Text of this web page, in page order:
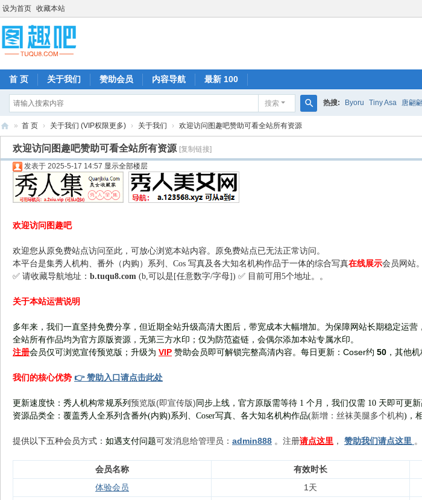
设为首页 收藏本站
首 页 关于我们 赞助会员 内容导航 最新 100
搜索
索
热搜: Byoru Tiny Asa 唐翩翩
趣
» 首 页 › 关于我们 (VIP权限更多) › 关于我们 › 欢迎访问图趣吧赞助可看全站所有资源
欢迎访问图趣吧赞助可看全站所有资源 [复制链接]
发表于 2025-5-17 14:57 显示全部楼层
欢迎访问图趣吧
欢迎您从原免费站点访问至此，可放心浏览本站内容。原免费站点已无法正常访问。
本平台是集秀人机构、番外（内购）系列、Cos 写真及各大知名机构作品于一体的综合写真在线展示会员网站。
✅ 请收藏导航地址： b.tuqu8.com (b,可以是[任意数字/字母]) ✅ 目前可用5个地址。。
关于本站运营说明
多年来，我们一直坚持免费分享，但近期全站升级高清大图后，带宽成本大幅增加。为保障网站长期稳定运营
全站所有作品均为官方原版资源，无第三方水印；仅为防范盗链，会偶尔添加本站专属水印。
注册会员仅可浏览宣传预览版 ； 升级为 VIP 赞助会员即可解锁完整高清内容。每日更新： Coser约 50 ，其他
我们的核心优势 👉 赞助入口请点击此处
更新速度快：秀人机构常规系列 预览版(即宣传版) 同步上线，官方原版需等待 1 个月，我们仅需 10 天即可更新
资源品类全：覆盖秀人全系列含番外(内购)系列、Coser写真、各大知名机构作品(新增：丝袜美腿多个机构)，
提供以下五种会员方式： 如遇支付问题可发消息给管理员： admin888 。注册请点这里 ， 赞助我们请点这里 。
会员名称 有效时长
体验会员
1天